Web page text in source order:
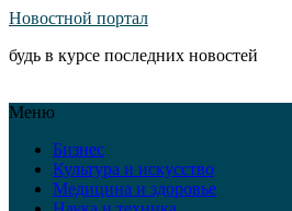
Новостной портал
будь в курсе последних новостей
Меню
Бизнес
Культура и искусство
Медицина и здоровье